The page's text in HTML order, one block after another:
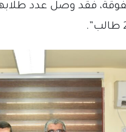
فقد وصل عدد